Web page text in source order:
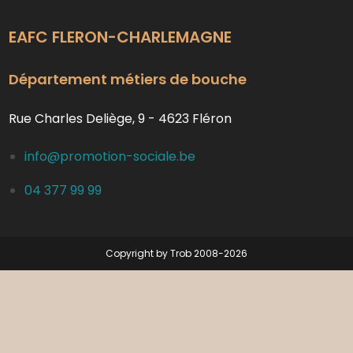
EAFC FLERON-CHARLEMAGNE
Département métiers de bouche
Rue Charles Deliège, 9 - 4623 Fléron
info@promotion-sociale.be
04 377 99 99
Copyright by Trob 2008-2026